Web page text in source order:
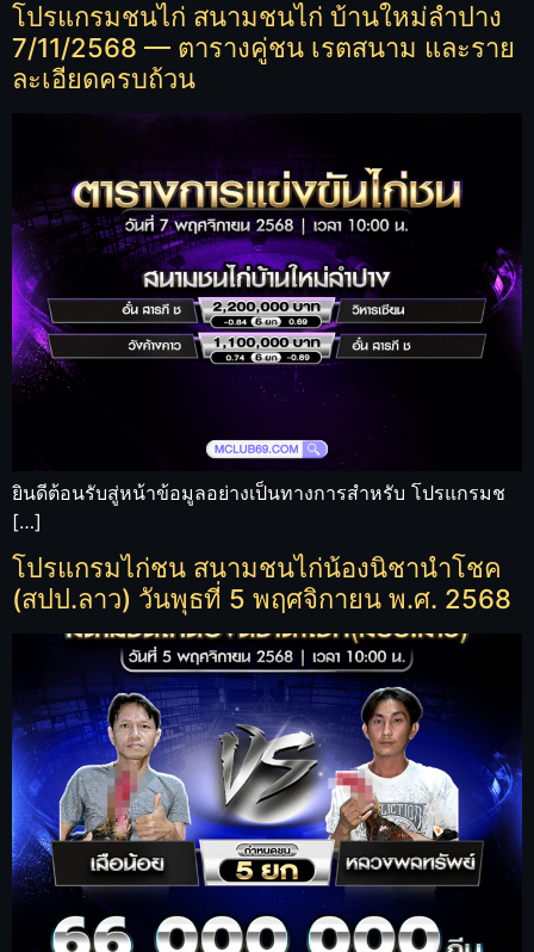
โปรแกรมชนไก่ สนามชนไก่ บ้านใหม่ลำปาง
7/11/2568 — ตารางคู่ชน เรตสนาม และราย
ละเอียดครบถ้วน
ยินดีต้อนรับสู่หน้าข้อมูลอย่างเป็นทางการสำหรับ โปรแกรมช
[…]
โปรแกรมไก่ชน สนามชนไก่น้องนิชานำโชค
(สปป.ลาว) วันพุธที่ 5 พฤศจิกายน พ.ศ. 2568